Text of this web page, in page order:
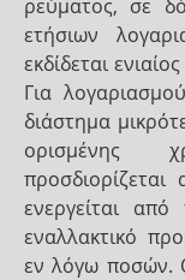
ρεύματος, σε
ετήσιων
εκδίδεται
Για
διάστημα
ορισμένης
ενεργείται
εναλλακτικό
εν λόγω ποσών.